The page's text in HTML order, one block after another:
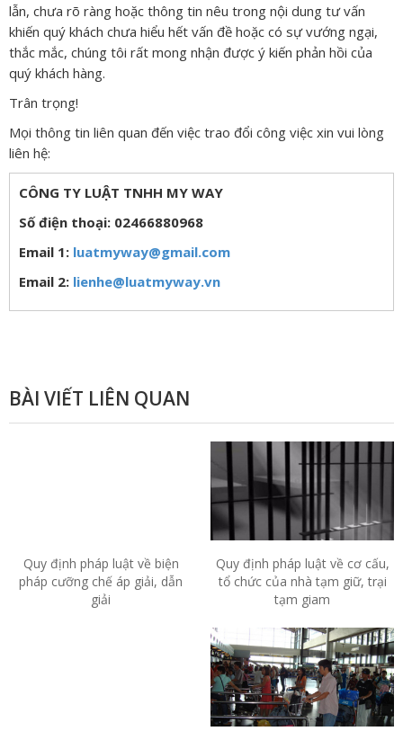
lẫn, chưa rõ ràng hoặc thông tin nêu trong nội dung tư vấn
khiến quý khách chưa hiểu hết vấn đề hoặc có sự vướng ngại,
thắc mắc, chúng tôi rất mong nhận được ý kiến phản hồi của
quý khách hàng.
Trân trọng!
Mọi thông tin liên quan đến việc trao đổi công việc xin vui lòng
liên hệ:
CÔNG TY LUẬT TNHH MY WAY
Số điện thoại: 02466880968
Email 1: luatmyway@gmail.com
Email 2: lienhe@luatmyway.vn
BÀI VIẾT LIÊN QUAN
Quy định pháp luật về biện
pháp cưỡng chế áp giải, dẫn
giải
Quy định pháp luật về cơ cấu,
tổ chức của nhà tạm giữ, trại
tạm giam